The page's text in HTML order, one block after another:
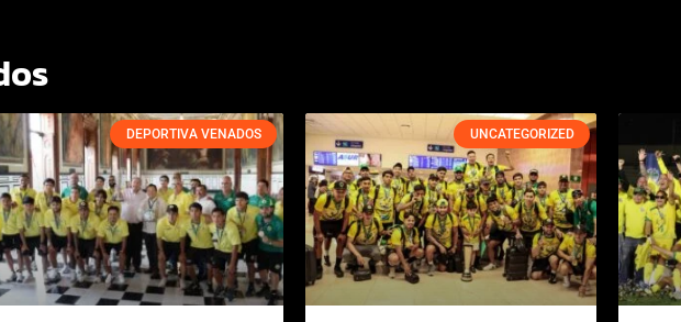
DEPORTIVA VENADOS UNCATEGORIZED